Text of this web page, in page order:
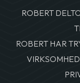
ROBERT
ROBERT HAR